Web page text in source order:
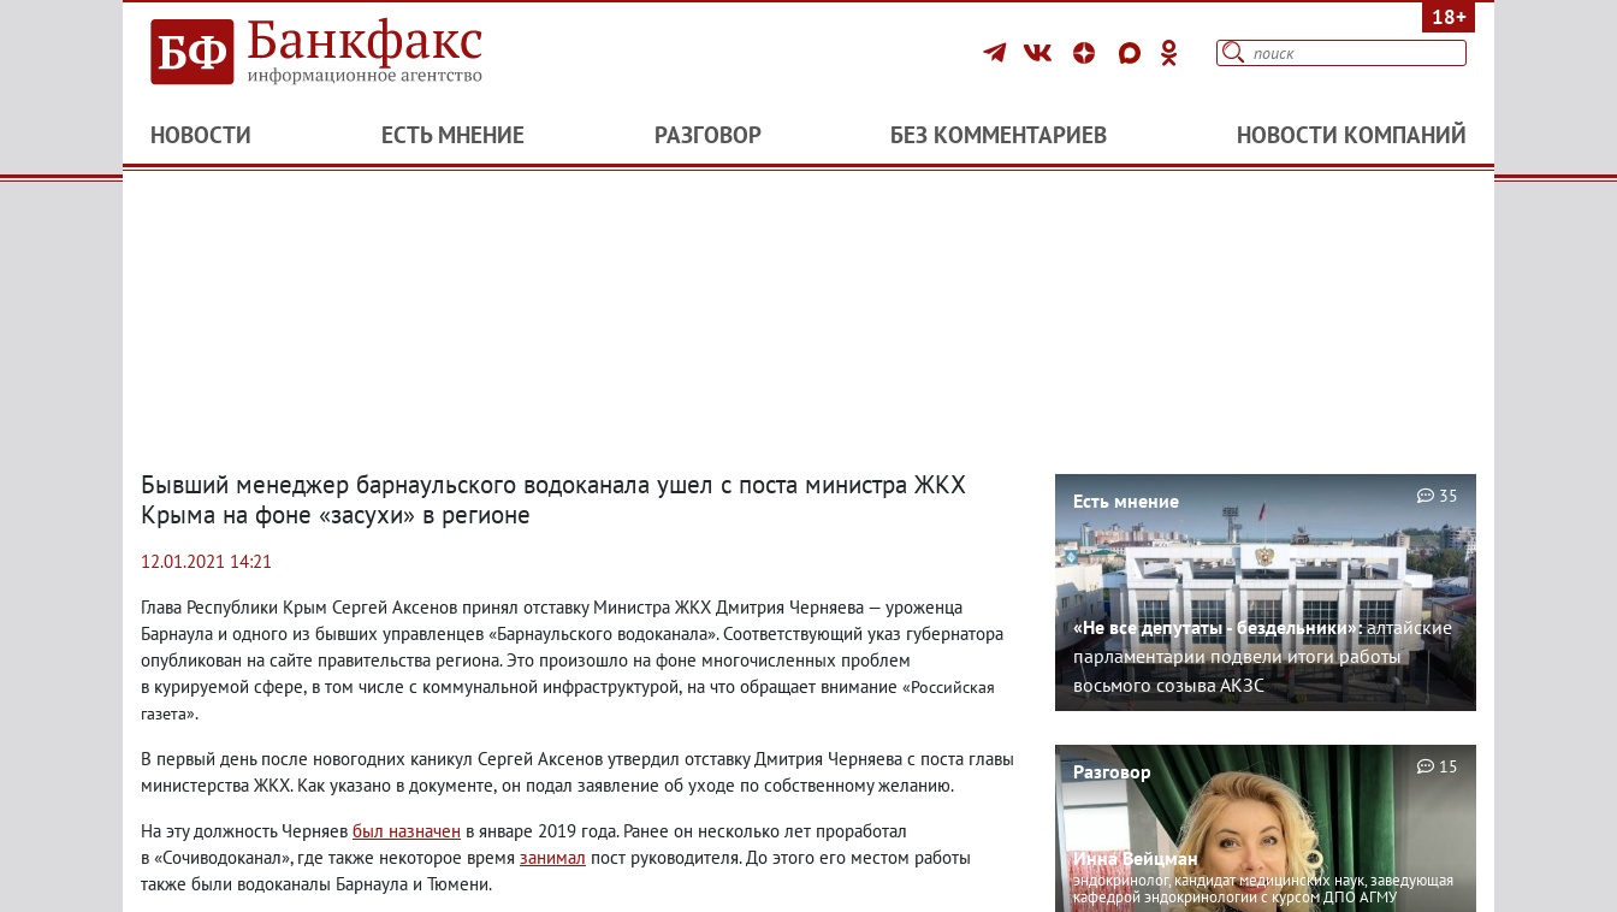
18+
НОВОСТИ ЕСТЬ МНЕНИЕ РАЗГОВОР БЕЗ КОММЕНТАРИЕВ НОВОСТИ КОМПАНИЙ
Бывший менеджер барнаульского водоканала ушел с поста министра ЖКХ
Крыма на фоне «засухи» в регионе
12.01.2021 14:21
Глава Республики Крым Сергей Аксенов принял отставку Министра ЖКХ Дмитрия Черняева — уроженца
Барнаула и одного из бывших управленцев «Барнаульского водоканала». Соответствующий указ губернатора
опубликован на сайте правительства региона. Это произошло на фоне многочисленных проблем
в курируемой сфере, в том числе с коммунальной инфраструктурой, на что обращает внимание «Российская
газета».
В первый день после новогодних каникул Сергей Аксенов утвердил отставку Дмитрия Черняева с поста главы
министерства ЖКХ. Как указано в документе, он подал заявление об уходе по собственному желанию.
На эту должность Черняев был назначен в январе 2019 года. Ранее он несколько лет проработал
в «Сочиводоканал», где также некоторое время занимал пост руководителя. До этого его местом работы
также были водоканалы Барнаула и Тюмени.
Есть мнение
«Не все депутаты - бездельники»:алтайские
парламентарии подвели итоги работы
восьмого созыва АКЗС
35
Разговор
Инна Вейцман
эндокринолог, кандидат медицинских наук, заведующая
кафедрой эндокринологии с курсом ДПО АГМУ
15